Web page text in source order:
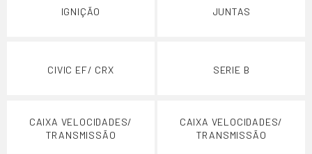
IGNIÇÃO JUNTAS
CIVIC EF/ CRX SERIE B
CAIXA VELOCIDADES/
TRANSMISSÃO
CAIXA VELOCIDADES/
TRANSMISSÃO